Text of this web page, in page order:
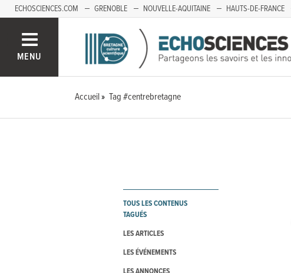
ECHOSCIENCES.COM GRENOBLE NOUVELLE-AQUITAINE HAUTS-DE-FRANCE
MENU
Accueil Tag #centrebretagne
TOUS LES CONTENUS
TAGUÉS
LES ARTICLES
LES ÉVÉNEMENTS